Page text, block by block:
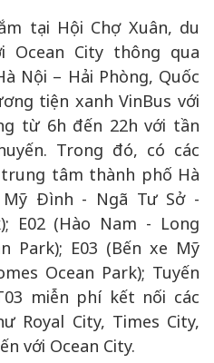
tại Hội Chợ Xuân, du
Ocean City thông qua
Nội – Hải Phòng, Quốc
tiện xanh VinBus với
từ 6h đến 22h với tần
Trong đó, có các
tâm thành phố Hà
Mỹ Đình - Ngã Tư Sở -
E02 (Hào Nam - Long
Park); E03 (Bến xe Mỹ
Ocean Park); Tuyến
miễn phí kết nối các
Royal City, Times City,
với Ocean City.